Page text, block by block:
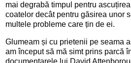
mai degrabă timpul pentru
coatelor decât pentru găsirea unor
multele probleme care țin de ei.
Glumeam și cu prietenii pe seama
am început să mă simt prins parcă
documentarele lui David